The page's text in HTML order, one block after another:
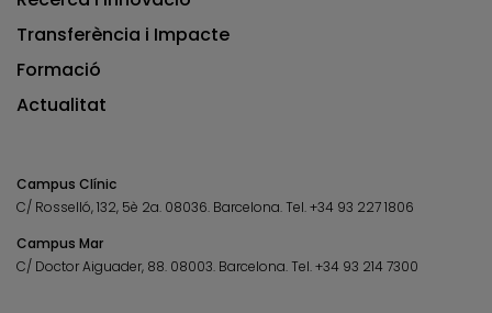
Transferència i Impacte
Formació
Actualitat
Campus Clínic
C/ Rosselló, 132, 5è 2a. 08036. Barcelona.Tel.+34 93 227 1806
Campus Mar
C/ Doctor Aiguader, 88. 08003. Barcelona.Tel.+34 93 214 7300